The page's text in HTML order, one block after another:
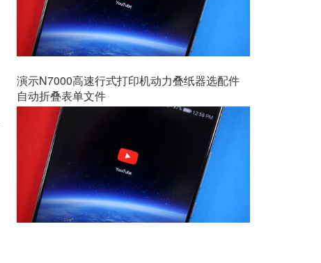
演示N7000高速行式打印机动力叠纸器选配件
自动折叠表单文件